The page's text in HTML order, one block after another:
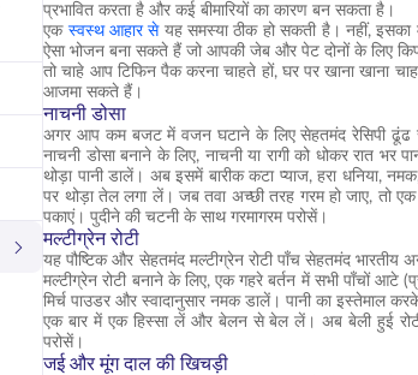
प्रभावित करता है और कई बीमारियों का कारण बन सकता है।
एक स्वस्थ आहार सेयह समस्या ठीक हो सकती है। नहीं, इसका
ऐसा भोजन बना सकते हैं जो आपकी जेब और पेट दोनों के लिए
तो चाहे आप टिफिन पैक करना चाहते हों, घर पर खाना खाना
आजमा सकते हैं।
नाचनी डोसा
अगर आप कम बजट में वजन घटाने के लिए सेहतमंद रेसिपी ढूंढ
नाचनी डोसा बनाने के लिए, नाचनी या रागी को धोकर रात
थोड़ा पानी डालें। अब इसमें बारीक कटा प्याज, हरा धनिया,
पर थोड़ा तेल लगा लें। जब तवा अच्छी तरह गरम हो जाए, तो
पकाएं। पुदीने की चटनी के साथ गरमागरम परोसें।
मल्टीग्रेन रोटी
यह पौष्टिक और सेहतमंद मल्टीग्रेन रोटी पाँच सेहतमंद भारतीय
मल्टीग्रेन रोटी बनाने के लिए, एक गहरे बर्तन में सभी पाँचों आटे
मिर्च पाउडर और स्वादानुसार नमक डालें। पानी का
एक बार में एक हिस्सा लें और बेलन से बेल लें। अब बेली हुई
परोसें।
जई और मूंग दाल की खिचड़ी